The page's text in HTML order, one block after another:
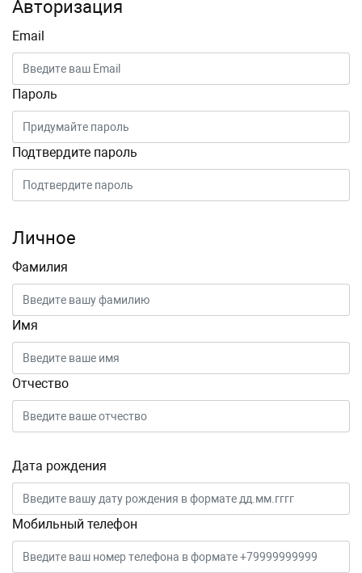
Авторизация
Email
Пароль
Подтвердите пароль
Личное
Фамилия
Имя
Отчество
Дата рождения
Мобильный телефон